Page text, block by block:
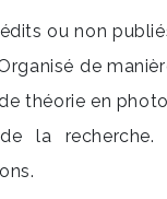
ou non
de
théorie en
la